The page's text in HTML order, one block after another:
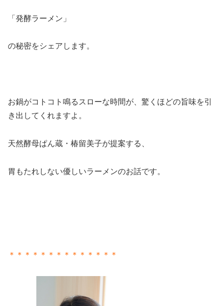
「発酵ラーメン」
の秘密をシェアします。
お鍋がコトコト鳴るスローな時間が、驚くほどの旨味を引
き出してくれますよ。
天然酵母ぱん蔵・椿留美子が提案する、
胃もたれしない優しいラーメンのお話です。
＊＊＊＊＊＊＊＊＊＊＊＊＊＊